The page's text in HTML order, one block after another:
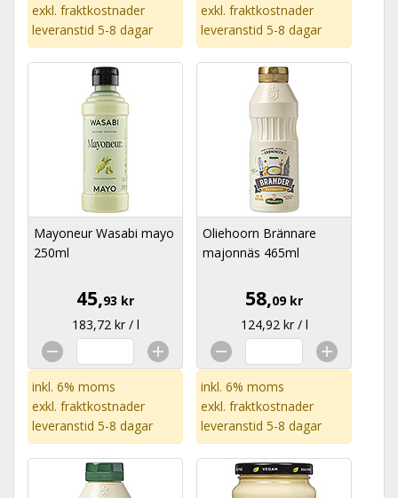
exkl. fraktkostnader
leveranstid 5-8 dagar
exkl. fraktkostnader
leveranstid 5-8 dagar
Mayoneur Wasabi mayo
250ml
45,93 kr
183,72 kr / l
inkl. 6% moms
exkl. fraktkostnader
leveranstid 5-8 dagar
Oliehoorn Brännare
majonnäs 465ml
58,09 kr
124,92 kr / l
inkl. 6% moms
exkl. fraktkostnader
leveranstid 5-8 dagar